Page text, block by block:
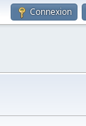
Connexion